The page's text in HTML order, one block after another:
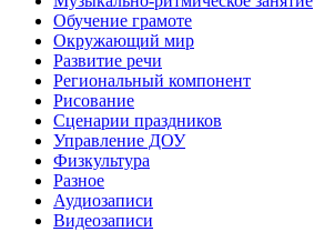
Обучение грамоте
Окружающий мир
Развитие речи
Региональный компонент
Рисование
Сценарии праздников
Управление ДОУ
Физкультура
Разное
Аудиозаписи
Видеозаписи